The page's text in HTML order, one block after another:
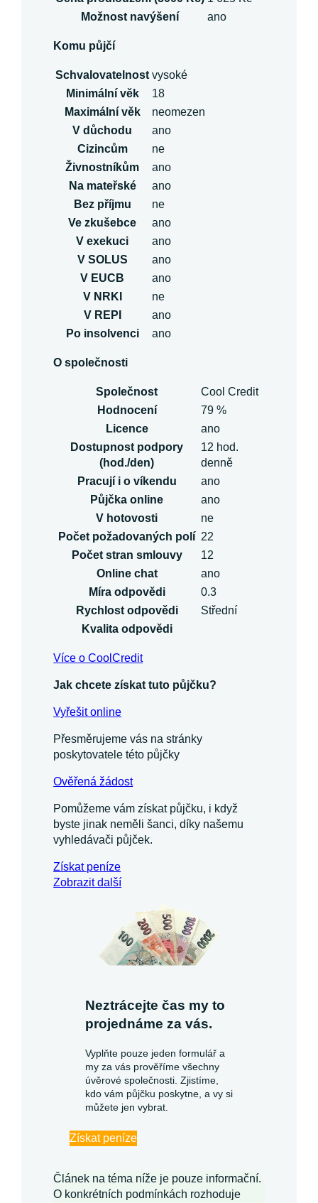
Možnost navýšení
ano
Komu půjčí
Schvalovatelnost vysoké
Minimální věk
18
Maximální věk
neomezen
V důchodu
ano
Cizincům
ne
Živnostníkům
ano
Na mateřské
ano
Bez příjmu
ne
Ve zkušebce
ano
V exekuci
ano
V SOLUS
ano
V EUCB
ano
V NRKI
ne
V REPI
ano
Po insolvenci
ano
O společnosti
Společnost
Cool Credit
Hodnocení
79 %
Licence
ano
Dostupnost podpory
(hod./den)
12 hod.
denně
Pracují i o víkendu
ano
Půjčka online
ano
V hotovosti
ne
Počet požadovaných polí 22
Počet stran smlouvy
12
Online chat
ano
Míra odpovědi
0.3
Rychlost odpovědi
Střední
Kvalita odpovědi
Více o CoolCredit
Jak chcete získat tuto půjčku?
Vyřešit online
Přesměrujeme vás na stránky
poskytovatele této půjčky
Ověřená žádost
Pomůžeme vám získat půjčku, i když
byste jinak neměli šanci, díky našemu
vyhledávači půjček.
Získatpeníze
Zobrazit další
Neztrácejte čas my to
projednáme za vás.
Vyplňte pouze jeden formulář a
my za vás prověříme všechny
úvěrové společnosti. Zjistíme,
kdo vám půjčku poskytne, a vy si
můžete jen vybrat.
Získat peníze
Článek na téma níže je pouze informační.
O konkrétních podmínkách rozhoduje